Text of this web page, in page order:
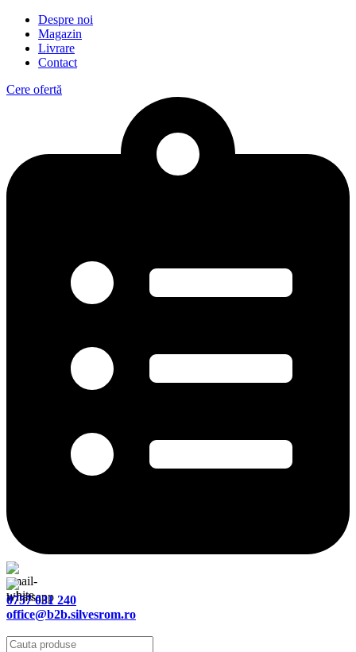
Despre noi
Magazin
Livrare
Contact
Cere ofertă
0757 031 240
office@b2b.silvesrom.ro